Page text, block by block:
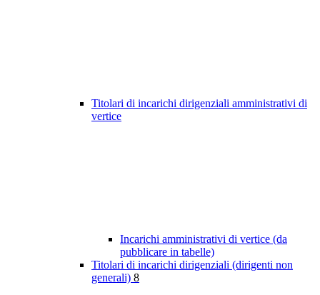
Titolari di incarichi dirigenziali amministrativi di
vertice
Incarichi amministrativi di vertice (da
pubblicare in tabelle)
Titolari di incarichi dirigenziali (dirigenti non
generali) 8